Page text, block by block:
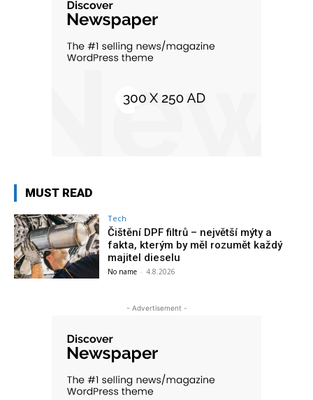
MUST READ
Tech
Čištění DPF filtrů – největší mýty a
fakta, kterým by měl rozumět každý
majitel dieselu
No name - 4.8.2026
- Advertisement -